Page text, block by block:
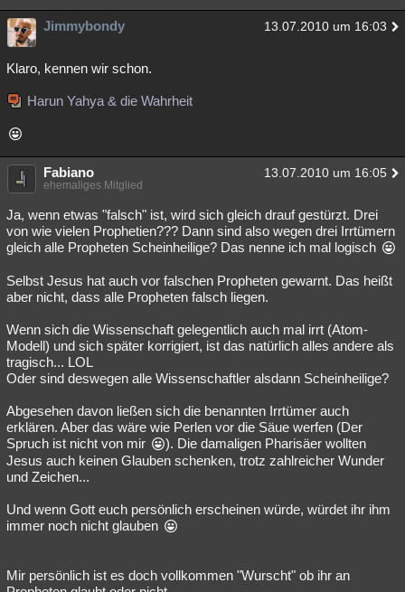
Jimmybondy 13.07.2010 um 16:03
Klaro, kennen wir schon.
Harun Yahya & die Wahrheit
Fabiano 13.07.2010 um 16:05
ehemaliges Mitglied
Ja, wenn etwas "falsch" ist, wird sich gleich drauf gestürzt. Drei
von wie vielen Prophetien??? Dann sind also wegen drei Irrtümern
gleich alle Propheten Scheinheilige? Das nenne ich mal logisch
Selbst Jesus hat auch vor falschen Propheten gewarnt. Das heißt
aber nicht, dass alle Propheten falsch liegen.
Wenn sich die Wissenschaft gelegentlich auch mal irrt (Atom-
Modell) und sich später korrigiert, ist das natürlich alles andere als
tragisch... LOL
Oder sind deswegen alle Wissenschaftler alsdann Scheinheilige?
Abgesehen davon ließen sich die benannten Irrtümer auch
erklären. Aber das wäre wie Perlen vor die Säue werfen (Der
Spruch ist nicht von mir
). Die damaligen Pharisäer wollten
Jesus auch keinen Glauben schenken, trotz zahlreicher Wunder
und Zeichen...
Und wenn Gott euch persönlich erscheinen würde, würdet ihr ihm
immer noch nicht glauben
Mir persönlich ist es doch vollkommen "Wurscht" ob ihr an